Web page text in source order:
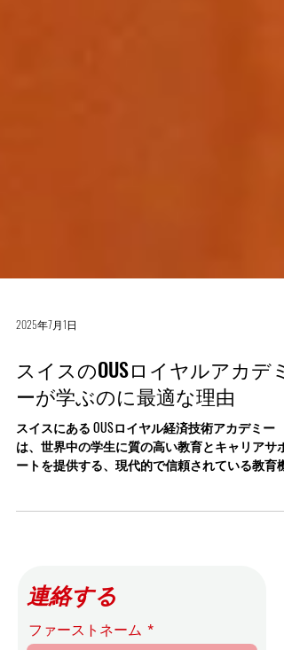
2025年7月1日
スイスのOUSロイヤルアカデミ
ーが学ぶのに最適な理由
スイスにある OUSロイヤル経済技術アカデミー
連絡する